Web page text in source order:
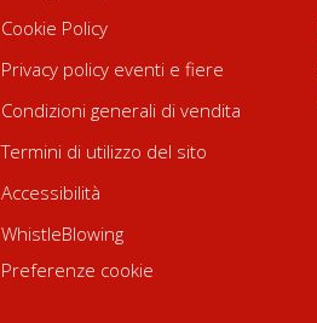
Cookie Policy
Privacy policy eventi e fiere
Condizioni generali di vendita
Termini di utilizzo del sito
Accessibilità
WhistleBlowing
Preferenze cookie